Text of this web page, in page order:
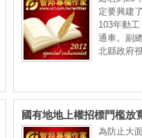
定要興建
103年動
通車。副
北縣政府
國有地地上權招標門檻放
漸增多
為防止大